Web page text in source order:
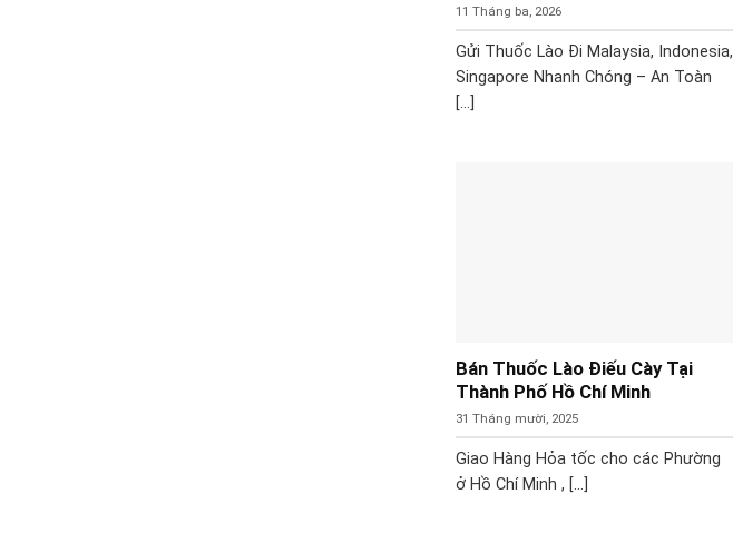
11 Tháng ba, 2026
Gửi Thuốc Lào Đi Malaysia, Indonesia,
Singapore Nhanh Chóng – An Toàn
[...]
Bán Thuốc Lào Điếu Cày Tại
Thành Phố Hồ Chí Minh
31 Tháng mười, 2025
Giao Hàng Hỏa tốc cho các Phường
ở Hồ Chí Minh , [...]